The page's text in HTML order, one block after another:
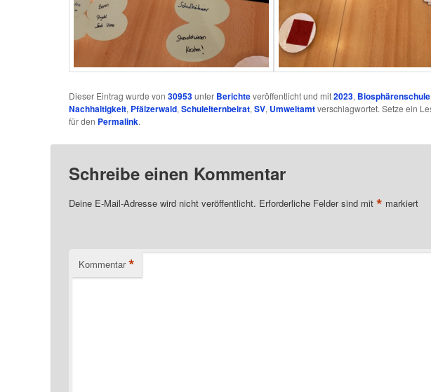
Dieser Eintrag wurde von 30953unter Berichteveröffentlicht und mit2023, Biosphärenschule
Nachhaltigkeit, Pfälzerwald, Schulelternbeirat, SV, Umweltamtverschlagwortet. Setze ein
für den Permalink.
Schreibe einen Kommentar
Deine E-Mail-Adresse wird nicht veröffentlicht. Erforderliche Felder sind mit * markiert
Kommentar *